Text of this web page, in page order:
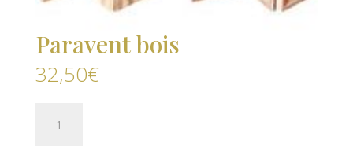
Paravent bois
32,50€